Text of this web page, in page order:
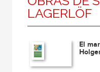
Editor
Escritor
Escritora
LAGERLÖF
El